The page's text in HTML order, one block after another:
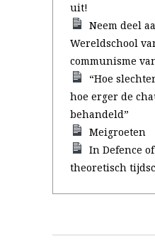
uit!
Neem deel
Wereldschool
communisme
“Hoe
hoe erger de
behandeld”
Meigroeten
In Defence
theoretisch